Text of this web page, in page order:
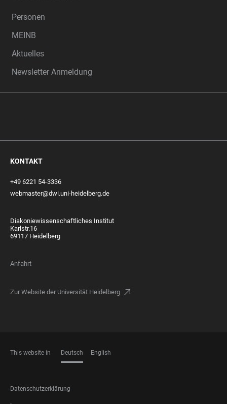
Personen
MEINB
Aktuelles
Newsletter Anmeldung
KONTAKT
+49 6221 54-3336
webmaster@dwi.uni-heidelberg.de
Diakoniewissenschaftliches Institut
Karlstr.16
69117 Heidelberg
Anfahrt
Zur Website der Universität Heidelberg
This website in Deutsch English
FOOTER
LEGAL
Datenschutzerklärung